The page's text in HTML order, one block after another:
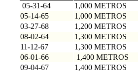
05-31-64
1,000 METROS
05-14-65
1,000 METROS
03-27-68
1,200 METROS
08-02-64
1,300 METROS
11-12-67
1,300 METROS
06-01-66
1,400 METROS
09-04-67
1,400 METROS